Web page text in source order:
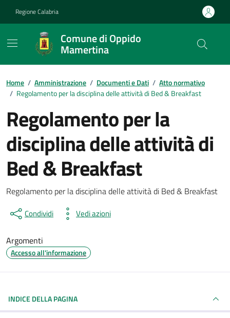
Regione Calabria
Comune di Oppido
Mamertina
Home / Amministrazione / Documenti e Dati / Atto normativo
/ Regolamento per la disciplina delle attività di Bed & Breakfast
Regolamento per la
disciplina delle attività di
Bed & Breakfast
Dettagli del documento
Regolamento per la disciplina delle attività di Bed & Breakfast
Condividi Vedi azioni
Argomenti
Accesso all'informazione
INDICE DELLA PAGINA